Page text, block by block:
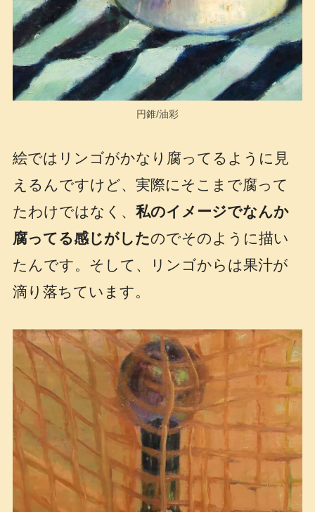
円錐/油彩
絵ではリンゴがかなり腐ってるように見
えるんですけど、実際にそこまで腐って
たわけではなく、 私のイメージでなんか
腐ってる感じがしたのでそのように描い
たんです。そして、リンゴからは果汁が
滴り落ちています。